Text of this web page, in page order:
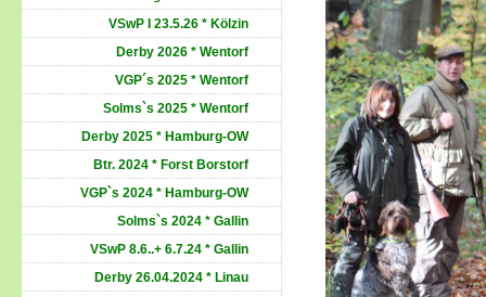
VSwP I 23.5.26 * Kölzin
Derby 2026 * Wentorf
VGP´s 2025 * Wentorf
Solms`s 2025 * Wentorf
Derby 2025 * Hamburg-OW
Btr. 2024 * Forst Borstorf
VGP`s 2024 * Hamburg-OW
Solms`s 2024 * Gallin
VSwP 8.6..+ 6.7.24 * Gallin
Derby 26.04.2024 * Linau